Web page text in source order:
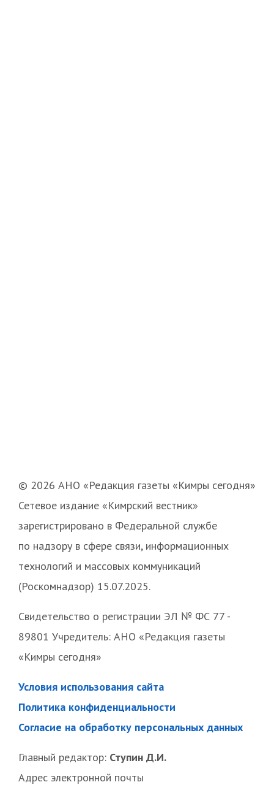
© 2026 АНО «Редакция газеты «Кимры сегодня»
Сетевое издание «Кимрский вестник»
зарегистрировано в Федеральной службе
по надзору в сфере связи, информационных
технологий и массовых коммуникаций
(Роскомнадзор) 15.07.2025.
Свидетельство о регистрации ЭЛ № ФС 77 -
89801 Учредитель: АНО «Редакция газеты
«Кимры сегодня»
Условия использования сайта
Политика конфиденциальности
Согласие на обработку персональных данных
Главный редактор: Ступин Д.И.
Адрес электронной почты